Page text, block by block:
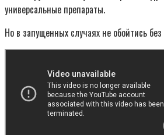
универсальные препараты.
Но в запущенных случаях не обойтись